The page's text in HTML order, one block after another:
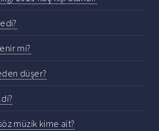
mi?
düşer?
müzik kime ait?